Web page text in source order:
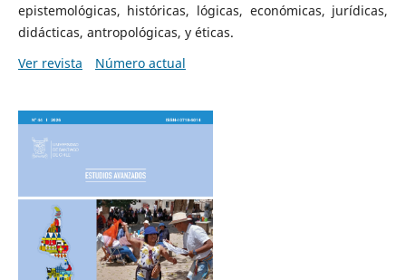
epistemológicas, históricas, lógicas, económicas, jurídicas,
didácticas, antropológicas, y éticas.
Ver revista
Número actual